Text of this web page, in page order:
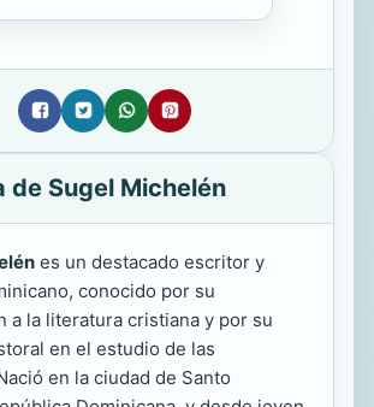
de Sugel Michelén
es un destacado escritor y
conocido por su
a la literatura cristiana y por su
en el estudio de las
en la ciudad de Santo